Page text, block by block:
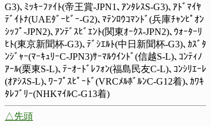
G3)､ﾐｯｷｰﾌｧｲﾄ(帝王賞-JPN1､ｱﾝﾀﾚｽS-G3)､ｱﾄﾞﾏｲﾔ
ﾃﾞｲﾄﾅ(UAEﾀﾞｰﾋﾞｰ-G2)､ﾏﾃﾝﾛｳｺﾏﾝﾄﾞ(兵庫ﾁｬﾝﾋﾟｵﾝ
ｼｯﾌﾟ-JPN2)､ｱﾝﾃﾞｽﾋﾞｴﾝﾄ(関東ｵｰｸｽ-JPN2)､ｳｫｰﾀｰﾘ
ﾋﾄ(東京新聞杯-G3)､ﾃﾞｼｴﾙﾄ(中日新聞杯-G3)､ｶｽﾞﾀ
ﾝｼﾞｬｰ(ﾏｰｷｭﾘｰC-JPN3)ｻｰﾏﾙｳｲﾝﾄﾞ(信越S-L)､ｺﾝﾃｨﾉ
ｱｰﾙ(栗東S-L)､ﾃｰｵｰﾄﾞﾚﾌｫﾝ(福島民友C-L)､ｺﾝｼﾘｴｰﾚ
(ｵｱｼｽS-L)､ﾜｰﾌﾟｽﾋﾟｰﾄﾞ(VRCﾒﾙﾎﾞﾙﾝC-G12着)､ｶﾜｷ
ﾀﾚﾌﾞﾘｰ(NHKﾏｲﾙC-G13着)
△先頭